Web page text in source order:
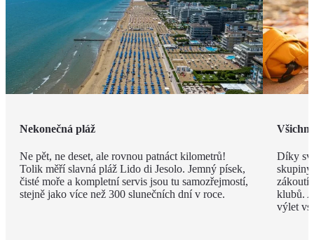
Nekonečná pláž
Ne pět, ne deset, ale rovnou patnáct kilometrů!
Tolik měří slavná pláž Lido di Jesolo. Jemný písek,
čisté moře a kompletní servis jsou tu samozřejmostí,
stejně jako více než 300 slunečních dní v roce.
Díky
zákoutí,
klubů.
výlet